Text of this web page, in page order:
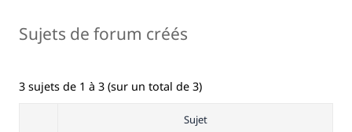
Sujets de forum créés
3 sujets de 1 à 3 (sur un total de 3)
Sujet